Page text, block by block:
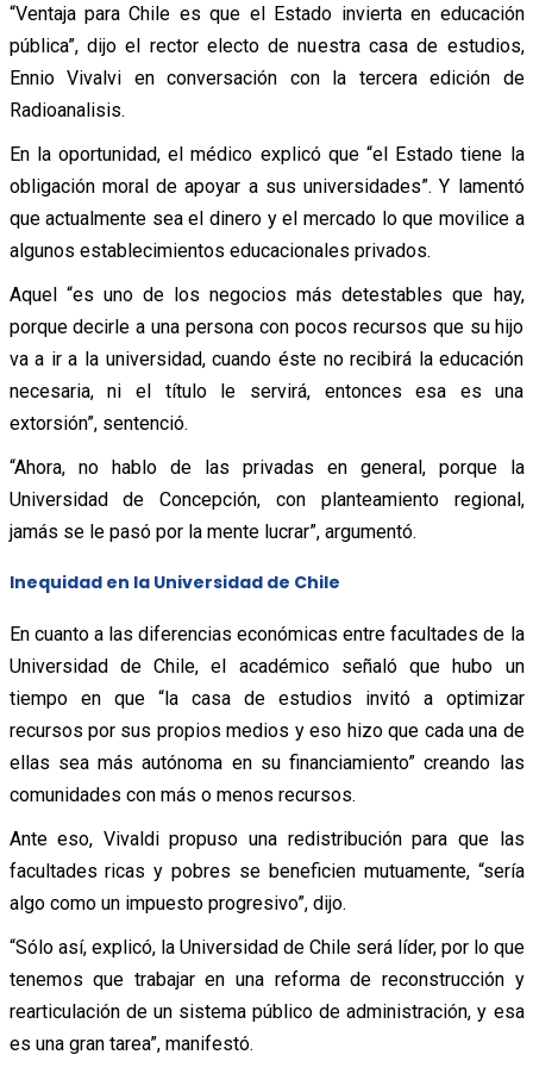
“Ventaja para Chile es que el Estado invierta en educación
pública”, dijo el rector electo de nuestra casa de estudios,
Ennio Vivalvi en conversación con la tercera edición de
Radioanalisis.
En la oportunidad, el médico explicó que “el Estado tiene la
obligación moral de apoyar a sus universidades”. Y lamentó
que actualmente sea el dinero y el mercado lo que movilice a
algunos establecimientos educacionales privados.
Aquel “es uno de los negocios más detestables que hay,
porque decirle a una persona con pocos recursos que su hijo
va a ir a la universidad, cuando éste no recibirá la educación
necesaria, ni el título le servirá, entonces esa es una
extorsión”, sentenció.
“Ahora, no hablo de las privadas en general, porque la
Universidad de Concepción, con planteamiento regional,
jamás se le pasó por la mente lucrar”, argumentó.
Inequidad en la Universidad de Chile
En cuanto a las diferencias económicas entre facultades de la
Universidad de Chile, el académico señaló que hubo un
tiempo en que “la casa de estudios invitó a optimizar
recursos por sus propios medios y eso hizo que cada una de
ellas sea más autónoma en su financiamiento” creando las
comunidades con más o menos recursos.
Ante eso, Vivaldi propuso una redistribución para que las
facultades ricas y pobres se beneficien mutuamente, “sería
algo como un impuesto progresivo”, dijo.
“Sólo así, explicó, la Universidad de Chile será líder, por lo que
tenemos que trabajar en una reforma de reconstrucción y
rearticulación de un sistema público de administración, y esa
es una gran tarea”, manifestó.